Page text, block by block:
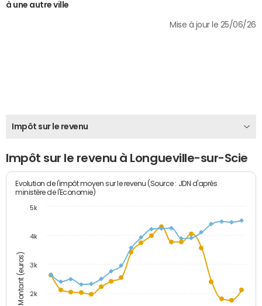
à une autre ville
Mise à jour le 25/06/26
Impôt sur le revenu
Impôt sur le revenu à Longueville-sur-Scie
Montant (euros)
Evolution de l'impôt moyen sur le revenu (Source : JDN d'après
ministère de l'Economie)
2k
3k
4k
5k